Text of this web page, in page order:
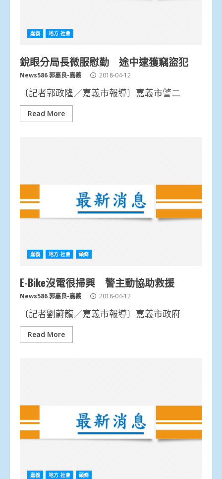
嘉義 地方.社會
銳眼分局長微服慰勤 途中逮獲竊盜犯
News586 郭嘉良-嘉義 2018-04-12
〔記者郭政隆／嘉義市報導〕嘉義市警二
Read More
嘉義 地方.社會 頭條
E-Bike沒電很掃興 警主動協助救援
News586 郭嘉良-嘉義 2018-04-12
〔記者劉蔚龍／嘉義市報導〕嘉義市政府
Read More
嘉義 地方.社會 頭條